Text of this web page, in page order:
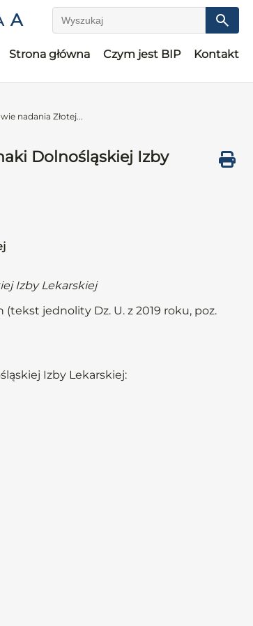
A Wyszukaj
Strona główna Czym jest BIP Kontakt
nadania Złotej...
Dolnośląskiej Izby
Izby Lekarskiej
jednolity Dz. U. z 2019 roku, poz.
Izby Lekarskiej: